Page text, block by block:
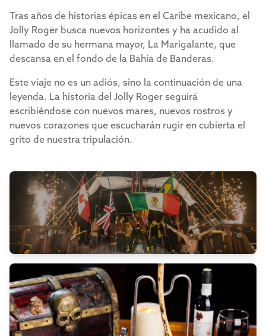
Tras años de historias épicas en el Caribe mexicano, el
Jolly Roger busca nuevos horizontes y ha acudido al
llamado de su hermana mayor, La Marigalante, que
descansa en el fondo de la Bahía de Banderas.
Este viaje no es un adiós, sino la continuación de una
leyenda. La historia del Jolly Roger seguirá
escribiéndose con nuevos mares, nuevos rostros y
nuevos corazones que escucharán rugir en cubierta el
grito de nuestra tripulación.